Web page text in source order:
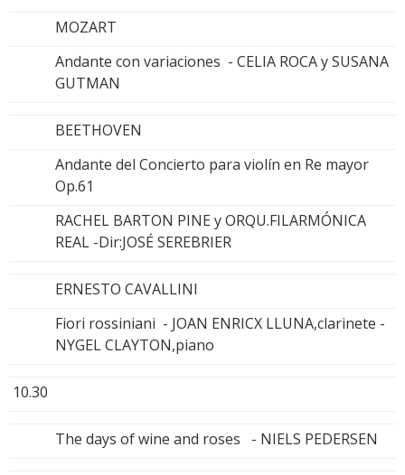
MOZART
Andante con variaciones - CELIA ROCA y SUSANA
GUTMAN
BEETHOVEN
Andante del Concierto para violín en Re mayor
Op.61
RACHEL BARTON PINE y ORQU.FILARMÓNICA
REAL -Dir:JOSÉ SEREBRIER
ERNESTO CAVALLINI
Fiori rossiniani - JOAN ENRICX LLUNA,clarinete -
NYGEL CLAYTON,piano
10.30
The days of wine and roses - NIELS PEDERSEN